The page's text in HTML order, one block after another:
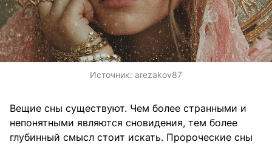
Источник: arezakov87
Вещие сны существуют. Чем более странными и
непонятными являются сновидения, тем более
глубинный смысл стоит искать. Пророческие сны